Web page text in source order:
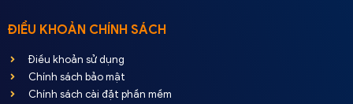
ĐIỀU KHOẢN CHÍNH SÁCH
Điều khoản sử dụng
Chính sách bảo mật
Chính sách cài đặt phần mềm